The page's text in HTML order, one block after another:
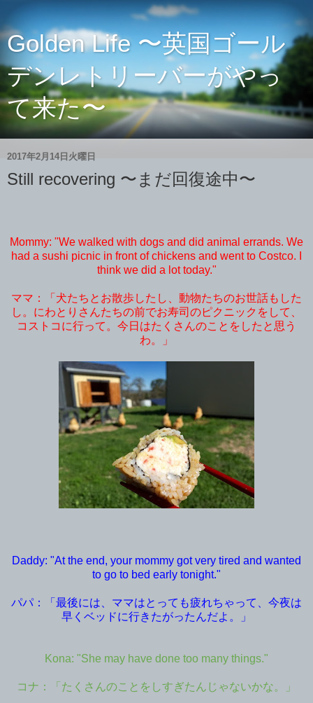
Golden Life 〜英国ゴール
デンレトリーバーがやっ
て来た〜
2017年2月14日火曜日
Still recovering 〜まだ回復途中〜
Mommy: "We walked with dogs and did animal errands. We
had a sushi picnic in front of chickens and went to Costco. I
think we did a lot today."
ママ：「犬たちとお散歩したし、動物たちのお世話もした
し。にわとりさんたちの前でお寿司のピクニックをして、
コストコに行って。今日はたくさんのことをしたと思う
わ。」
Daddy: "At the end, your mommy got very tired and wanted
to go to bed early tonight."
パパ：「最後には、ママはとっても疲れちゃって、今夜は
早くベッドに行きたがったんだよ。」
Kona: "She may have done too many things."
コナ：「たくさんのことをしすぎたんじゃないかな。」